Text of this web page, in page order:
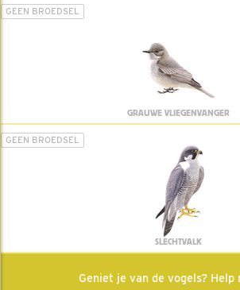
GEEN BROEDSEL
GRAUWE VLIEGENVANGER
GEEN BROEDSEL
SLECHTVALK
Geniet je van de vogels? Help